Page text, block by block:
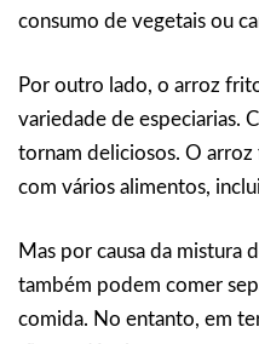
consumo de vegetais ou
Por outro lado, o arroz
variedade de especiarias.
tornam deliciosos. O
com vários alimentos,
Mas por causa da mistura
também podem comer
comida. No entanto, em